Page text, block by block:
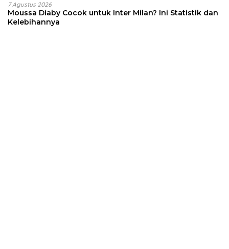
7 Agustus 2026
Moussa Diaby Cocok untuk Inter Milan? Ini Statistik dan
Kelebihannya